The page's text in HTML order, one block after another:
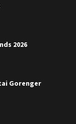
2026
Gorenger